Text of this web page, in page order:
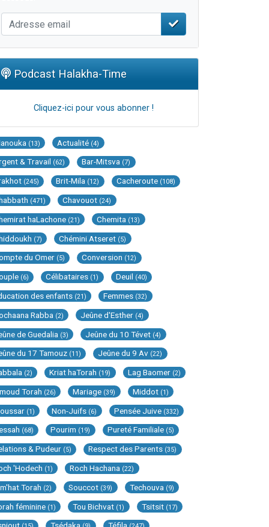
Podcast Halakha-Time
Cliquez-ici pour vous abonner !
(13) Actualité (4)
& Travail (62) Bar-Mitsva (7)
(245) Brit-Mila (12) Cacheroute (108)
(471) Chavouot (24)
haLachone (21) Chemita (13)
(7) Chémini Atseret (5)
du Omer (5) Conversion (12)
(6) Célibataires (1) Deuil (40)
des enfants (21) Femmes (32)
Rabba (2) Jeûne d'Esther (4)
de Guedalia (3) Jeûne du 10 Tévet (4)
du 17 Tamouz (11) Jeûne du 9 Av (22)
(2) Kriat haTorah (19) Lag Baomer (2)
Torah (26) Mariage (39) Middot (1)
(1) Non-Juifs (6) Pensée Juive (332)
(68) Pourim (19) Pureté Familiale (5)
& Pudeur (5) Respect des Parents (35)
'Hodech (1) Roch Hachana (22)
Torah (2) Souccot (39) Techouva (9)
féminine (1) Tou Bichvat (1) Tsitsit (17)